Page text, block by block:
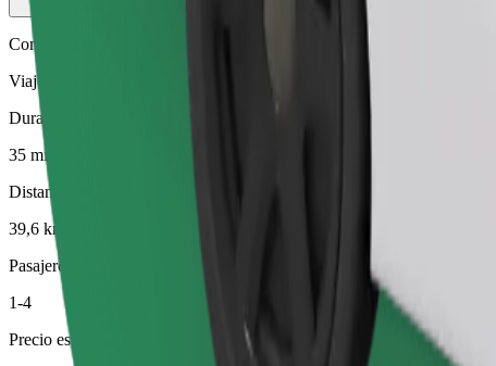
Comfort
Viajes en coches con más espacio para equipaje y para estirar las piernas
Duración estimada del viaje
35 min
Distancia estimada
39,6 km
Pasajeros
1-4
Precio estimado